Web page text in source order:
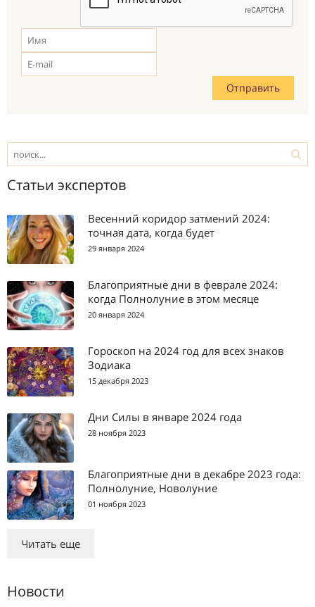
Статьи экспертов
Весенний коридор затмений 2024:
точная дата, когда будет
29 января 2024
Благоприятные дни в феврале 2024:
когда Полнолуние в этом месяце
20 января 2024
Гороскоп на 2024 год для всех знаков
Зодиака
15 декабря 2023
Дни Силы в январе 2024 года
28 ноября 2023
Благоприятные дни в декабре 2023 года:
Полнолуние, Новолуние
01 ноября 2023
Читать еще
Новости